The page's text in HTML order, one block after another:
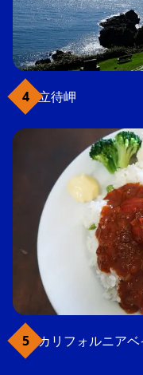
立待岬
カリフォルニアベ